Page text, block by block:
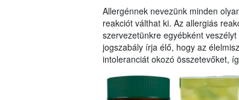
Allergénnek nevezünk minden
reakciót válthat ki. Az allergiás
szervezetünkre egyébként
jogszabály írja élő, hogy az
intoleranciát okozó összetevőket,